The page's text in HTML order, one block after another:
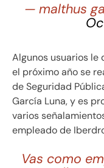
— malthus
Algunos usuarios le
el próximo año se
de Seguridad
García Luna, y es
varios
empleado de
Vas como